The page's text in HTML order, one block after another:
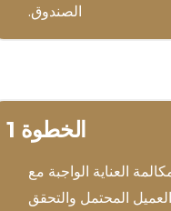
الصندوق.
الخطوة 1
العناية الواجبة مع
العميل المحتمل والتحقق